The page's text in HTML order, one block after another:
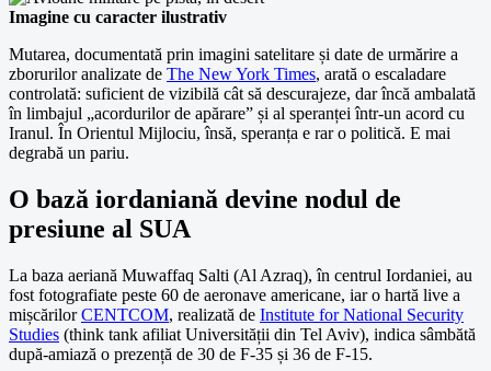
Imagine cu caracter ilustrativ
Mutarea, documentată prin imagini satelitare și date de urmărire a
zborurilor analizate de The New York Times, arată o escaladare
controlată: suficient de vizibilă cât să descurajeze, dar încă ambalată
în limbajul „acordurilor de apărare” și al speranței într-un acord cu
Iranul. În Orientul Mijlociu, însă, speranța e rar o politică. E mai
degrabă un pariu.
O bază iordaniană devine nodul de
presiune al SUA
La baza aeriană Muwaffaq Salti (Al Azraq), în centrul Iordaniei, au
fost fotografiate peste 60 de aeronave americane, iar o hartă live a
mișcărilorCENTCOM, realizată de Institute for National Security
Studies (think tank afiliat Universității din Tel Aviv), indica sâmbătă
după-amiază o prezență de 30 de F-35 și 36 de F-15.